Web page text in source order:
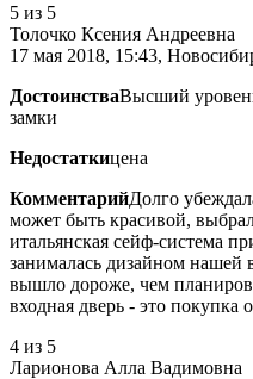
5 из 5
Толочко Ксения Андреевна
17 мая 2018, 15:43,
ДостоинстваВысший
замки
Недостаткицена
КомментарийДолго
может быть красивой,
итальянская сейф-система
занималась дизайном нашей
вышло дороже, чем
входная дверь - это покупка
4 из 5
Ларионова Алла Вадимовна